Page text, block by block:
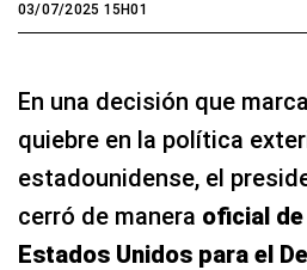
03/07/2025 15H01
En una decisión que
quiebre en la política
estadounidense, el
cerró de manera oficial
Estados Unidos para el